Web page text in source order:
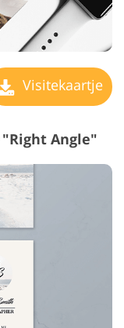
Visitekaartje
Angle"